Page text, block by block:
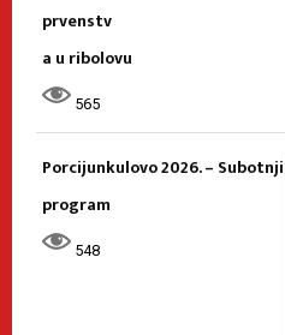
prvenstv
a u ribolovu
565
Porcijunkulovo 2026. – Subotnji
program
548